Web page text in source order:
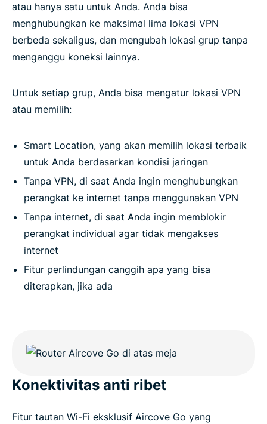
atau hanya satu untuk Anda. Anda bisa
menghubungkan ke maksimal lima lokasi VPN
berbeda sekaligus, dan mengubah lokasi grup tanpa
menganggu koneksi lainnya.
Untuk setiap grup, Anda bisa mengatur lokasi VPN
atau memilih:
Smart Location, yang akan memilih lokasi terbaik
untuk Anda berdasarkan kondisi jaringan
Tanpa VPN, di saat Anda ingin menghubungkan
perangkat ke internet tanpa menggunakan VPN
Tanpa internet, di saat Anda ingin memblokir
perangkat individual agar tidak mengakses
internet
Fitur perlindungan canggih apa yang bisa
diterapkan, jika ada
Konektivitas anti ribet
Fitur tautan Wi-Fi eksklusif Aircove Go yang